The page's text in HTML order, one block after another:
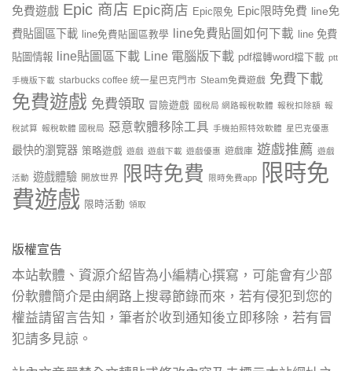
免費遊戲 Epic 商店 Epic商店 Epic限免 Epic限時免費 line免
費貼圖區下載
line免費貼圖區教學 line免費貼圖如何下載
line 免費
貼圖情報
line貼圖區下載 Line 電腦版下載 pdf檔轉word檔下載 ptt
手機版下載 starbucks coffee 統一星巴克門市 Steam免費遊戲 免費下載
免費遊戲 免費領取 冒險遊戲 國稅局 網路報稅軟體 報稅扣除額 報
稅試算 報稅軟體 國稅局 惡意軟體移除工具 手機拍照特效軟體 星巴克優惠
最快的瀏覽器 策略遊戲 遊戲 遊戲下載 遊戲優惠 遊戲庫 遊戲推薦 遊戲
活動 遊戲體驗 開放世界 限時免費 限時免費app
限時免
費遊戲 限時活動 領取
版權宣告
本站軟體、資源介紹皆為小編精心撰寫，可能會有少部
份軟體簡介是由網路上搜尋節錄而來，若有侵犯到您的
權益請留言告知，筆者於收到通知後立即移除，若有冒
犯請多見諒。